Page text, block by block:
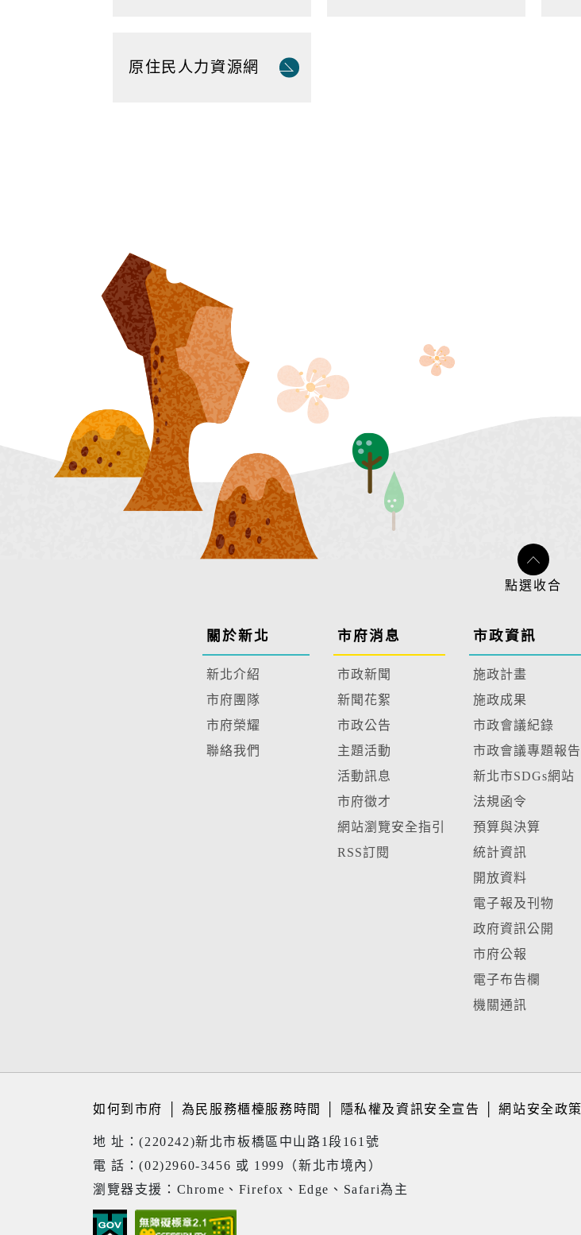
工商服務 慢性疾病防治組
生活
市場購物
新北市iMAP
氣象資訊
動物認養
樹木保護專區
免費新北市新巴士
新北捷運
新北市公共自行車
(YouBike)
新北市酒後代駕業者資
訊
原住民人力資源網
關於新北
新北介紹
市府團隊
市府榮耀
聯絡我們
市府消息
市政新聞
新聞花絮
市政公告
主題活動
活動訊息
市府徵才
網站瀏覽安全指引
RSS訂閱
市政資訊
施政計畫
施政成果
市政會議紀錄
市政會議專題報告
新北市SDGs網站
法規函令
預算與決算
統計資訊
開放資料
電子報及刊物
政府資訊公開
市府公報
電子布告欄
機關通訊
如何到市府 為民服務櫃檯服務時間 隱私權及資訊安全宣告 │網站安全政策
地 址：(220242)新北市板橋區中山路1段161號
電 話：(02)2960-3456 或 1999（新北市境內）
瀏覽器支援：Chrome、Firefox、Edge、Safari為主